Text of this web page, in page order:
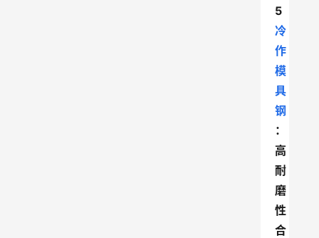
5
冷
作
模
具
钢
：
高
耐
磨
性
合